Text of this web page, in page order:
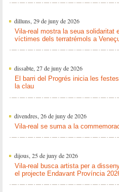
dilluns, 29 de juny de 2026
Vila-real mostra la seua solidaritat
víctimes dels terratrémols a
dissabte, 27 de juny de 2026
El barri del Progrés inicia les
la clau
divendres, 26 de juny de 2026
Vila-real se suma a la
dijous, 25 de juny de 2026
Vila-real busca artista per a
el projecte Endavant Província